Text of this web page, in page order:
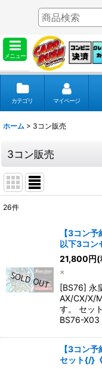
メニュー
カテゴリ マイページ
ホーム > 3コン販売
3コン販売
26件
【3コン
以下3コン
21,800 円(
×
[BS76] 永
AX/CX/X/
す。 セッ
BS76-X03
【3コン
セット{/}